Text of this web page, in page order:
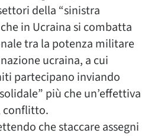
della “sinistra
in Ucraina si combatta
tra la potenza militare
ucraina, a cui
partecipano inviando
più che un’effettiva
conflitto.
che staccare assegni